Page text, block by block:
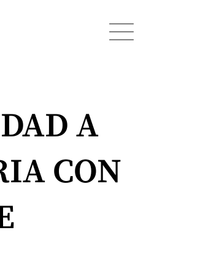
A
CON